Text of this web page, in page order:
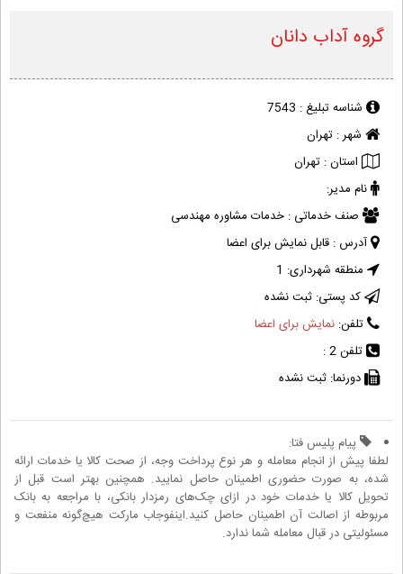
گروه آداب دانان
شناسه تبلیغ : 7543
شهر : تهران
استان : تهران
نام مدیر:
صنف خدماتی : خدمات مشاوره مهندسی
آدرس : قابل نمایش برای اعضا
منطقه شهرداری: 1
کد پستی: ثبت نشده
تلفن: نمایش برای اعضا
تلفن 2 :
دورنما: ثبت نشده
پیام پلیس فتا:
لطفا پیش از انجام معامله و هر نوع پرداخت وجه، از صحت کالا یا خدمات ارائه
شده، به صورت حضوری اطمینان حاصل نمایید. همچنین بهتر است قبل از
تحویل کالا یا خدمات خود در ازای چک‌های رمزدار بانکی، با مراجعه به بانک
مربوطه از اصالت آن اطمینان حاصل کنید.اینفوجاب مارکت هیچ‌گونه منفعت و
مسئولیتی در قبال معامله شما ندارد.